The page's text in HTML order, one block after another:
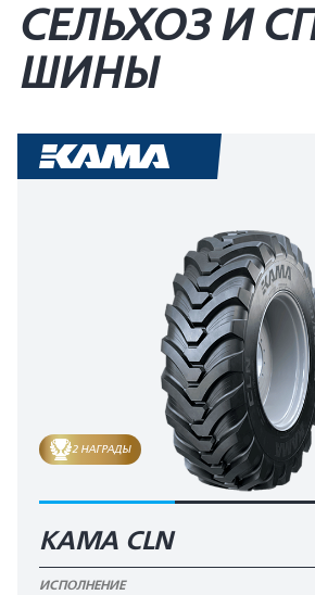
СЕЛЬХОЗ И
ШИНЫ
2 НАГРАДЫ
KAMA CLN
ИСПОЛНЕНИЕ